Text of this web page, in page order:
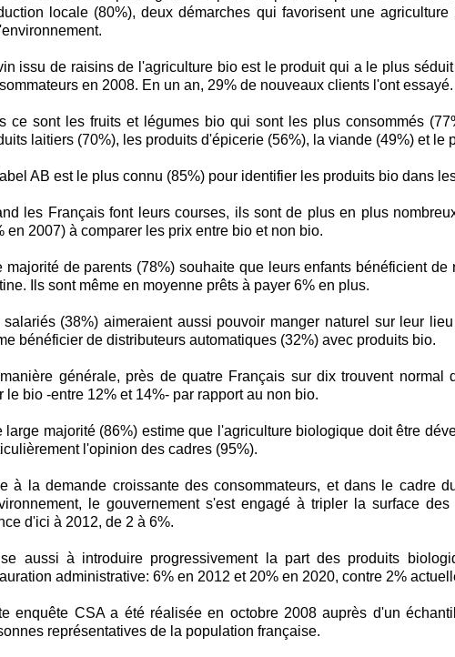
locale (80%), deux démarches qui favorisent une agriculture
issu de raisins de l'agriculture bio est le produit qui a le plus
en 2008. En un an, 29% de nouveaux clients l'ont essayé.
ce sont les fruits et légumes bio qui sont les plus consommés
laitiers (70%), les produits d'épicerie (56%), la viande (49%) et le
AB est le plus connu (85%) pour identifier les produits bio dans
les Français font leurs courses, ils sont de plus en plus
en 2007) à comparer les prix entre bio et non bio.
majorité de parents (78%) souhaite que leurs enfants bénéficient de
Ils sont même en moyenne prêts à payer 6% en plus.
salariés (38%) aimeraient aussi pouvoir manger naturel sur leur
bénéficier de distributeurs automatiques (32%) avec produits bio.
générale, près de quatre Français sur dix trouvent normal
le bio -entre 12% et 14%- par rapport au non bio.
large majorité (86%) estime que l'agriculture biologique doit être
l'opinion des cadres (95%).
à la demande croissante des consommateurs, et dans le cadre
le gouvernement s'est engagé à tripler la surface
d'ici à 2012, de 2 à 6%.
aussi à introduire progressivement la part des produits
administrative: 6% en 2012 et 20% en 2020, contre 2%
enquête CSA a été réalisée en octobre 2008 auprès d'un
représentatives de la population française.